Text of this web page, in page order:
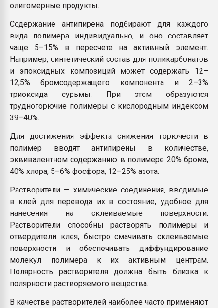
олигомерные продукты.
Содержание антипирена подбирают для каждого
вида полимера индивидуально, и оно составляет
чаще 5–15% в пересчете на активный элемент.
Например, синтетический состав для поликарбонатов
и эпоксидных композиций может содержать 12–
12,5% бромсодержащего компонента и 2–3%
триоксида сурьмы. При этом образуются
трудногорючие полимеры с кислородным индексом
39–40%.
Для достижения эффекта снижения горючести в
полимер вводят антипирены в количестве,
эквивалентном содержанию в полимере 20% брома,
40% хлора, 5–6% фосфора, 12–25% азота.
Растворители — химические соединения, вводимые
в клей для перевода их в состояние, удобное для
нанесения на склеиваемые поверхности.
Растворители способны растворять полимеры и
отвердители клея, быстро смачивать склеиваемые
поверхности и обеспечивать диффундирование
молекул полимера к их активным центрам.
Полярность растворителя должна быть близка к
полярности растворяемого вещества.
В качестве растворителей наиболее часто применяют